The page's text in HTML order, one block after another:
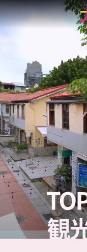
ア
ン
カ
ン
ト
に
移
動
す
る
TOP 10熱門景點